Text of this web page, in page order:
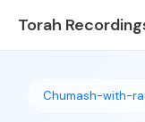
Torah
Chumash-with-